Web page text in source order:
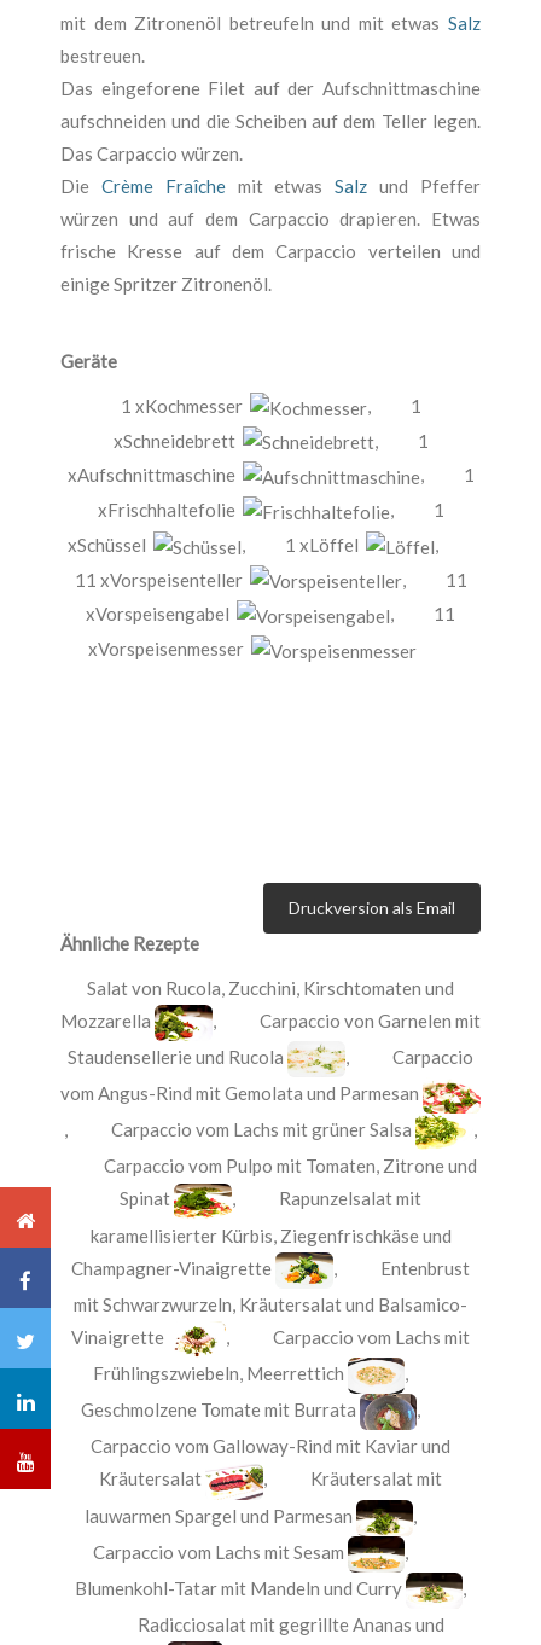
mit dem Zitronenöl betreufeln und mit etwas Salz
bestreuen.
Das eingeforene Filet auf der Aufschnittmaschine
aufschneiden und die Scheiben auf dem Teller legen.
Das Carpaccio würzen.
Die Crème Fraîchemit etwasSalz und Pfeffer
würzen und auf dem Carpaccio drapieren. Etwas
frische Kresse auf dem Carpaccio verteilen und
einige Spritzer Zitronenöl.
Geräte
1 xKochmesser ,
1
xSchneidebrett
,
1
xAufschnittmaschine
,
1
xFrischhaltefolie
,
1
xSchüssel
, 1 xLöffel
,
11 xVorspeisenteller
,
11
xVorspeisengabel
,
11
xVorspeisenmesser
Druckversion als Email
Ähnliche Rezepte
Salat von Rucola, Zucchini, Kirschtomaten und
Mozzarella
, Carpaccio von Garnelen mit
Staudensellerie und Rucola
, Carpaccio
vom Angus-Rind mit Gemolata und Parmesan
,Carpaccio vom Lachs mit grüner Salsa
,
Carpaccio vom Pulpo mit Tomaten, Zitrone und
Spinat
, Rapunzelsalat mit
karamellisierter Kürbis, Ziegenfrischkäse und
Champagner-Vinaigrette
, Entenbrust
mit Schwarzwurzeln, Kräutersalat und Balsamico-
Vinaigrette
, Carpaccio vom Lachs mit
Frühlingszwiebeln, Meerrettich
,
Geschmolzene Tomate mit Burrata
,
Carpaccio vom Galloway-Rind mit Kaviar und
Kräutersalat
, Kräutersalat mit
lauwarmen Spargel und Parmesan
,
Carpaccio vom Lachs mit Sesam
,
Blumenkohl-Tatar mit Mandeln und Curry
,
Radicciosalat mit gegrillte Ananas und